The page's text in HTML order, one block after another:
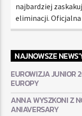
najbardziej
eliminacji.
NAJNOWSZE
EUROWIZJA JUNIOR
EUROPY
ANNA WYSZKONI Z
ANIAVERSARY